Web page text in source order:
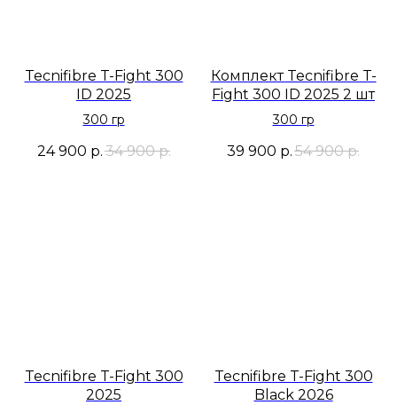
Tecnifibre T-Fight 300
ID 2025
300 гр
24 900 р.34 900 р.
Комплект Tecnifibre T-
Fight 300 ID 2025 2 шт
300 гр
39 900 р. 54 900 р.
Tecnifibre T-Fight 300
2025
Tecnifibre T-Fight 300
Black 2026